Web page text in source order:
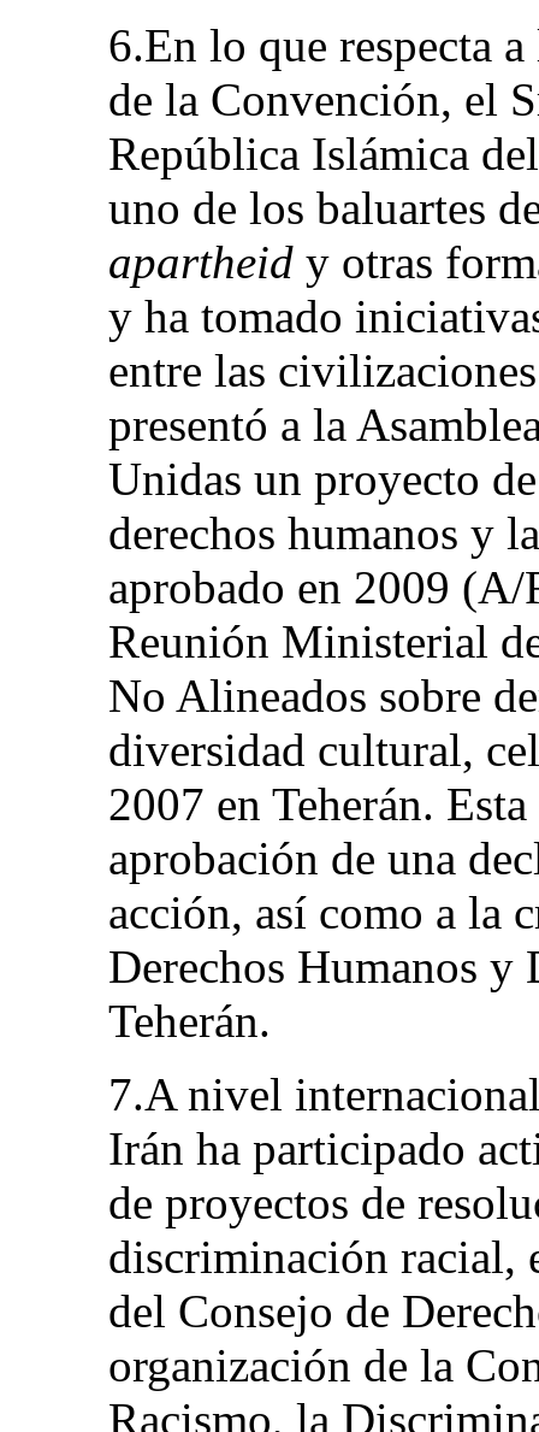
6.En lo que respecta
de la Convención, el
República Islámica
uno de los baluartes
apartheid y otras
y ha tomado
entre las
presentó a la
Unidas un proyecto
derechos humanos y
aprobado en 2009
Reunión Ministerial
No Alineados sobre
diversidad cultural,
2007 en Teherán.
aprobación de una
acción, así como a la
Derechos Humanos
Teherán.
7.A nivel
Irán ha participado
de proyectos de
discriminación racial,
del Consejo de
organización de la
Racismo, la